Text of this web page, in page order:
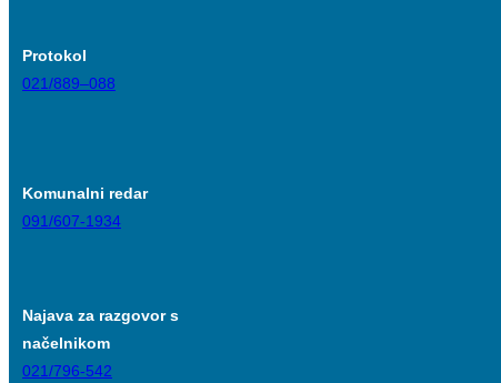
Protokol
021/889–088
Komunalni redar
091/607-1934
Najava za razgovor s
načelnikom
021/796-542